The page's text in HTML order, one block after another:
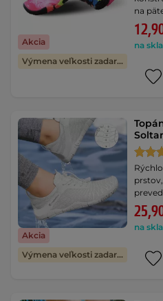
Akcia
Výmena veľkosti zadarmo
na
na
Akcia
Výmena veľkosti zadarmo
na